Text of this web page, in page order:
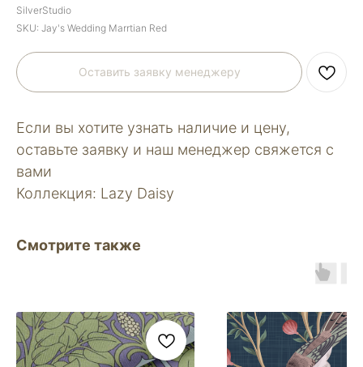
SilverStudio
SKU: Jay's Wedding Marrtian Red
Оставить заявку менеджеру
Если вы хотите узнать наличие и цену,
оставьте заявку и наш менеджер свяжется с
вами
Коллекция: Lazy Daisy
Смотрите также